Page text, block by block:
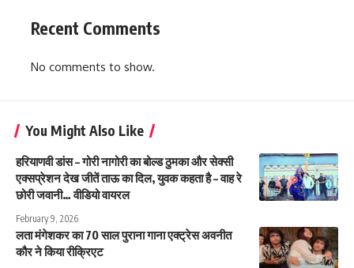
Recent Comments
No comments to show.
You Might Also Like
हरियाणवी डांस – गोरी नागोरी का बोल्ड ठुमका और सेक्सी
एक्सप्रेशन देख जीतें ताऊ का दिल, युवक कहता है – वाह रे
छोरी जवानी… वीडियो वायरल
February 9, 2026
लता मंगेशकर का 70 साल पुराना गाना एक्ट्रेस अवनीत
कौर ने किया रीक्रिएट